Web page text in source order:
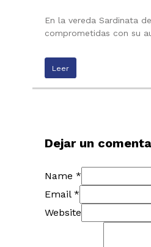
En la vereda Sardinata
comprometidas con su
Leer
Dejar un
Name *
Email *
Website